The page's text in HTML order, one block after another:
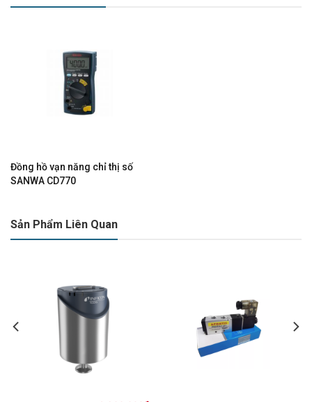
Đồng hồ vạn năng chỉ thị số
SANWA CD770
Sản Phẩm Liên Quan